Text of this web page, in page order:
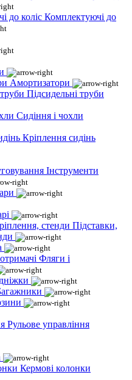
Комплектуючі до
Амортизатори
Підсидельні труби
Сидіння і чохли
Кріплення сидінь
Інструменти
Підставки,
Фляги і
Рульове управління
Кермові колонки